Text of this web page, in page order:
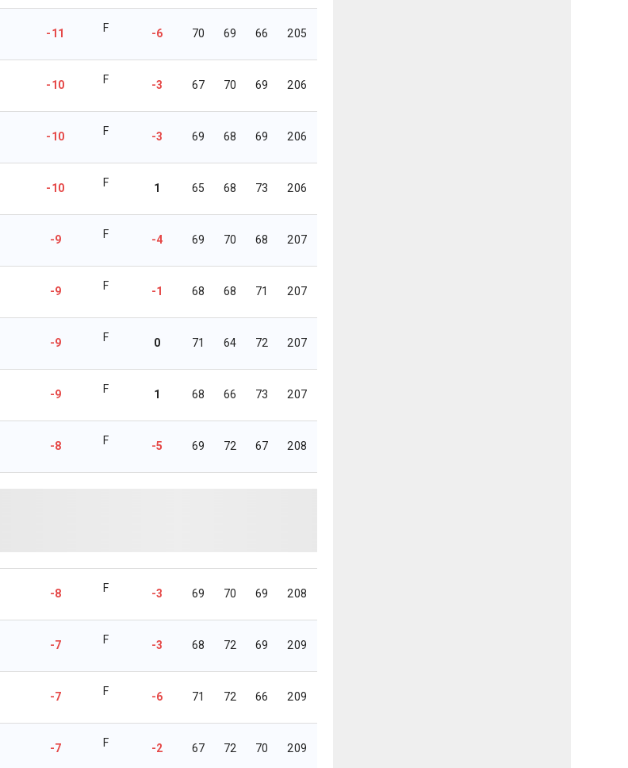
-11 F -6 70 69 66 205
-10 F -3 67 70 69 206
-10 F -3 69 68 69 206
-10 F 1 65 68 73 206
-9 F -4 69 70 68 207
-9 F -1 68 68 71 207
-9 F 0 71 64 72 207
-9 F 1 68 66 73 207
-8 F -5 69 72 67 208
-8 F -3 69 70 69 208
-7 F -3 68 72 69 209
-7 F -6 71 72 66 209
-7 F -2 67 72 70 209